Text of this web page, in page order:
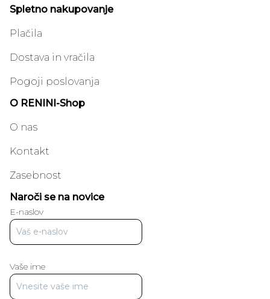
Spletno nakupovanje
Plačila
Dostava in vračila
Pogoji poslovanja
O RENINI-Shop
O nas
Kontakt
Zasebnost
Naroči se na novice
E-naslov
Vaše ime